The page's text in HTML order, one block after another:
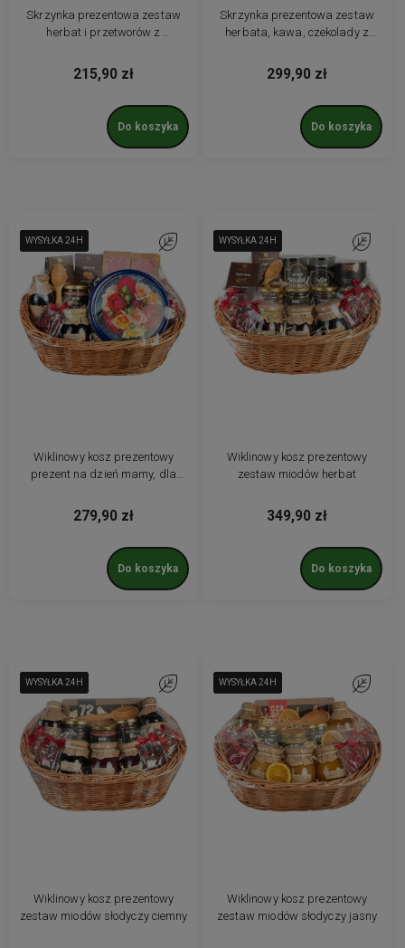
Skrzynka prezentowa zestaw
herbat i przetworów z
215,90 zł
Do koszyka
Skrzynka prezentowa zestaw
herbata, kawa, czekolady z
299,90 zł
Do koszyka
WYSYŁKA 24H
WYSYŁKA 24H
WYSYŁKA 24H
WYSYŁKA 24H
WYSYŁKA 24H
Wiklinowy kosz prezentowy
prezent na dzień mamy, dla
279,90 zł
Do koszyka
Do ulubionychWYSYŁKA 24H
WYSYŁKA 24H
WYSYŁKA 24H
WYSYŁKA 24H
WYSYŁKA 24H
Wiklinowy kosz prezentowy
zestaw miodów herbat
349,90 zł
Do koszyka
Do
WYSYŁKA 24H
WYSYŁKA 24H
WYSYŁKA 24H
WYSYŁKA 24H
WYSYŁKA 24H
Wiklinowy kosz prezentowy
zestaw miodów słodyczy ciemny
Do ulubionychWYSYŁKA 24H
WYSYŁKA 24H
WYSYŁKA 24H
WYSYŁKA 24H
WYSYŁKA 24H
Wiklinowy kosz prezentowy
zestaw miodów słodyczy jasny
Do